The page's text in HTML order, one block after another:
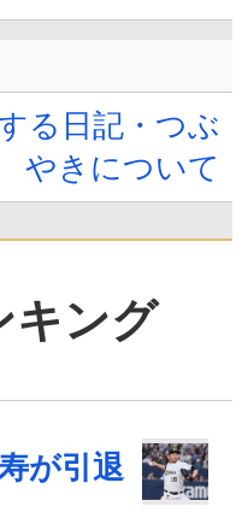
る日記・つぶ
やきについて
キング
が引退